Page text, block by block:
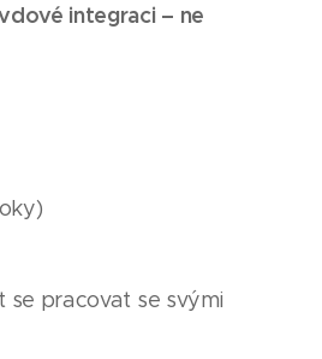
integraci – ne
se pracovat se svými